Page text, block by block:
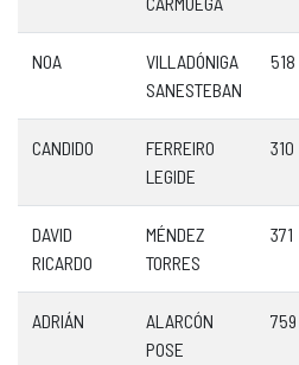
NOA
VILLADÓNIGA
SANESTEBAN
518
CANDIDO
FERREIRO
LEGIDE
310
DAVID
RICARDO
MÉNDEZ
TORRES
371
ADRIÁN
ALARCÓN
POSE
759